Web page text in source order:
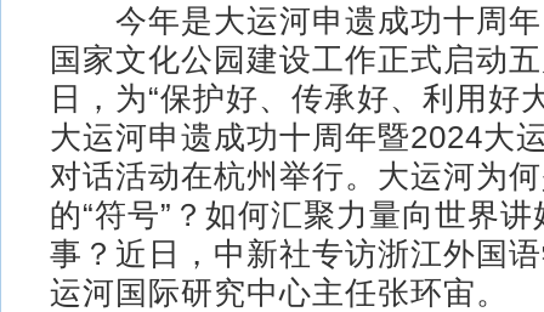
今年是大运河申遗成功十周年
国家文化公园建设工作正式启动
日，为“保护好、传承好、利用好
大运河申遗成功十周年暨2024大
对话活动在杭州举行。大运河为
的“符号”？如何汇聚力量向世界
事？近日，中新社专访浙江外国
运河国际研究中心主任张环宙。